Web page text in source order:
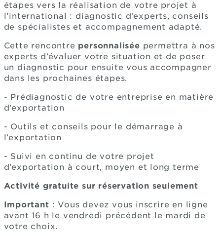
étapes vers la réalisation de votre projet à
l’international : diagnostic d’experts, conseils
de spécialistes et accompagnement adapté.
Cette rencontre personnalisée permettra à nos
experts d’évaluer votre situation et de poser
un diagnostic pour ensuite vous accompagner
dans les prochaines étapes.
- Prédiagnostic de votre entreprise en matière
d’exportation
- Outils et conseils pour le démarrage à
l’exportation
- Suivi en continu de votre projet
d’exportation à court, moyen et long terme
Activité gratuite sur réservation seulement
Important : Vous devez vous inscrire en ligne
avant 16 h le vendredi précédent le mardi de
votre choix.